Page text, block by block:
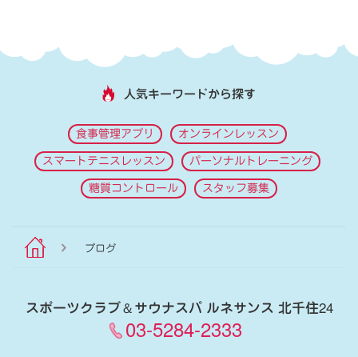
人気キーワードから探す
食事管理アプリ オンラインレッスン
スマートテニスレッスン パーソナルトレーニング
糖質コントロール スタッフ募集
ブログ
スポーツクラブ＆サウナスパ ルネサンス 北千住24
03-5284-2333